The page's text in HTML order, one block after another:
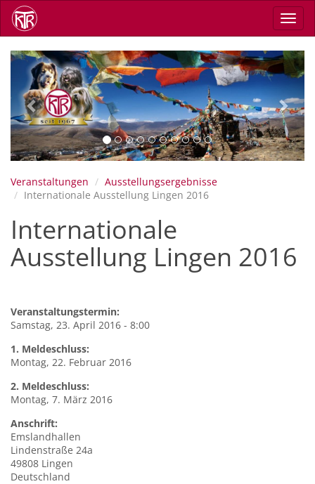
Direkt
zum
Inhalt
Previous Next
Veranstaltungen
Ausstellungsergebnisse
Internationale Ausstellung Lingen 2016
Internationale
Ausstellung Lingen 2016
Veranstaltungstermin:
Samstag, 23. April 2016 - 8:00
1. Meldeschluss:
Montag, 22. Februar 2016
2. Meldeschluss:
Montag, 7. März 2016
Anschrift:
Emslandhallen
Lindenstraße 24a
49808 Lingen
Deutschland